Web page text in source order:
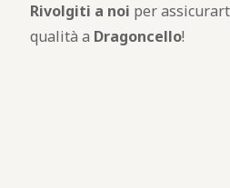
Rivolgiti a noi per
qualità a Dragoncello!